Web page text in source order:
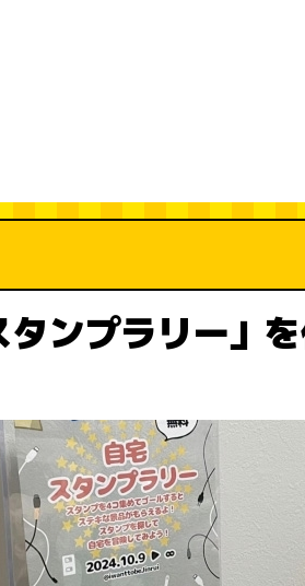
タンプラリー」